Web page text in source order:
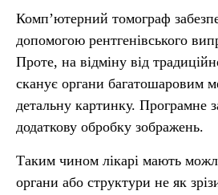
Комп’ютерний томограф
допомогою рентгенівського
Проте, на відміну від
сканує органи багатошаровим
детальну картинку. Програмне
додаткову обробку зображень.
Таким чином лікарі мають
органи або структури не як